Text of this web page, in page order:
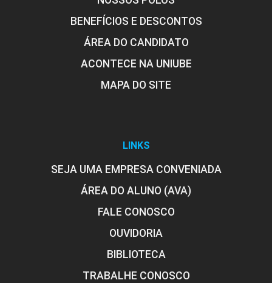
BENEFÍCIOS E DESCONTOS
ÁREA DO CANDIDATO
ACONTECE NA UNIUBE
MAPA DO SITE
LINKS
SEJA UMA EMPRESA CONVENIADA
ÁREA DO ALUNO (AVA)
FALE CONOSCO
OUVIDORIA
BIBLIOTECA
TRABALHE CONOSCO